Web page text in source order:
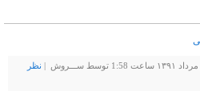
|
نظر